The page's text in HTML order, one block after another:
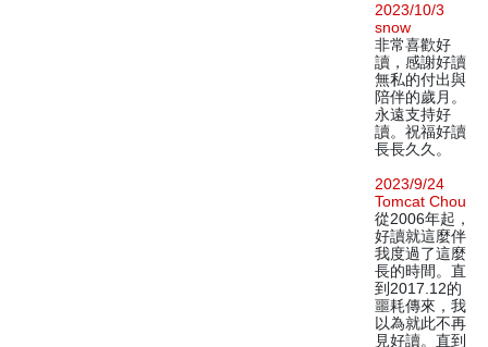
2023/10/3
snow
非常喜歡好
讀，感謝好讀
無私的付出與
陪伴的歲月。
永遠支持好
讀。祝福好讀
長長久久。
2023/9/24
Tomcat Chou
從2006年起，
好讀就這麼伴
我度過了這麼
長的時間。直
到2017.12的
噩耗傳來，我
以為就此不再
見好讀。直到